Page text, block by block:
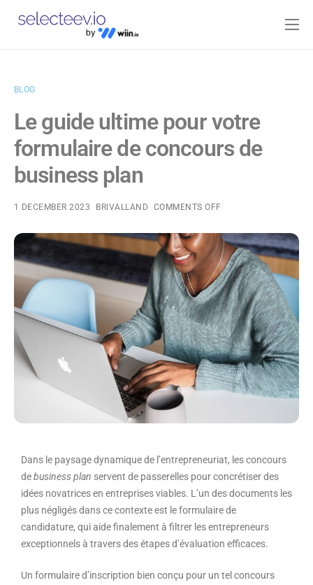
Home
Contact
Log-in
BLOG
Le guide ultime pour votre
formulaire de concours de
business plan
1 DECEMBER 2023 BRIVALLAND COMMENTS OFF
Dans le paysage dynamique de l’entrepreneuriat, les concours
debusiness plan servent de passerelles pour concrétiser des
idées novatrices en entreprises viables. L’un des documents les
plus négligés dans ce contexte est le formulaire de
candidature, qui aide finalement à filtrer les entrepreneurs
exceptionnels à travers des étapes d’évaluation efficaces.
Un formulaire d’inscription bien conçu pour un tel concours